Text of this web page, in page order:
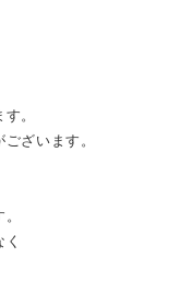
。
ざいます。